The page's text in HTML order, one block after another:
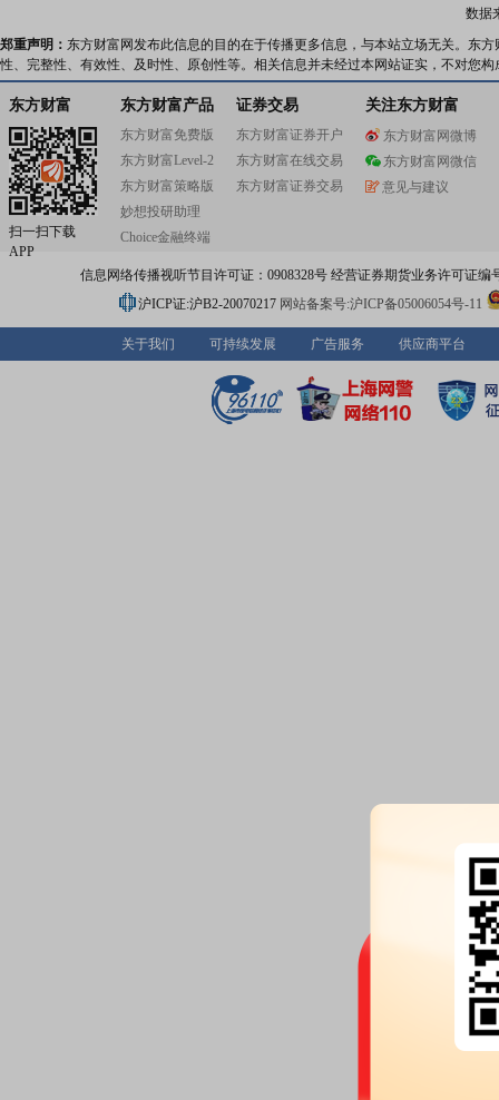
数据
郑重声明： 东方财富网发布此信息的目的在于传播更多信息，与本站立场无关。东
性、完整性、有效性、及时性、原创性等。相关信息并未经过本网站证实，不对您
东方财富
扫一扫下载
APP
东方财富产品
东方财富免费版
东方财富Level-2
东方财富策略版
妙想投研助理
Choice金融终端
证券交易
东方财富证券开户
东方财富在线交易
东方财富证券交易
关注东方财富
东方财富网微博
东方财富网微信
意见与建议
信息网络传播视听节目许可证：0908328号 经营证券期货业务许可证编
沪ICP证:沪B2-20070217 网站备案号:沪ICP备05006054号-11
关于我们 可持续发展 广告服务 供应商平台